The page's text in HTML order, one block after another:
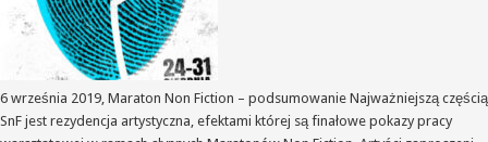
6 września 2019, Maraton Non Fiction – podsumowanie Najważniejszą częścią
SnF jest rezydencja artystyczna, efektami której są finałowe pokazy pracy